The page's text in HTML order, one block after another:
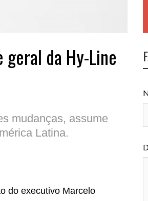
da Hy-Line
mudanças, assume
Latina.
do executivo Marcelo